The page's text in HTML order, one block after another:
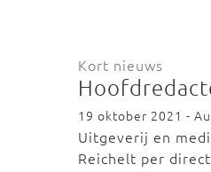
Kort nieuws
19 oktober 2021 -
Uitgeverij en
Reichelt per